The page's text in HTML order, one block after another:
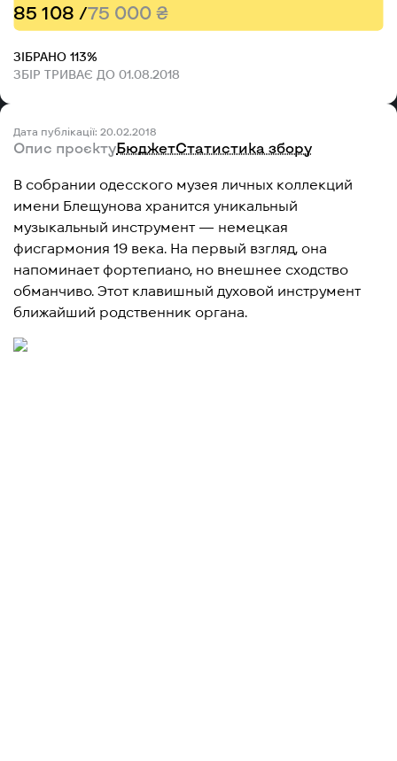
85 108 /75 000 ₴
ЗІБРАНО 113%
ЗБІР ТРИВАЄ ДО 01.08.2018
Дата публікації: 20.02.2018
Опис проєктуБюджетСтатистика збору
В собрании одесского музея личных коллекций
имени Блещунова хранится уникальный
музыкальный инструмент — немецкая
фисгармония 19 века. На первый взгляд, она
напоминает фортепиано, но внешнее сходство
обманчиво. Этот клавишный духовой инструмент
ближайший родственник органа.